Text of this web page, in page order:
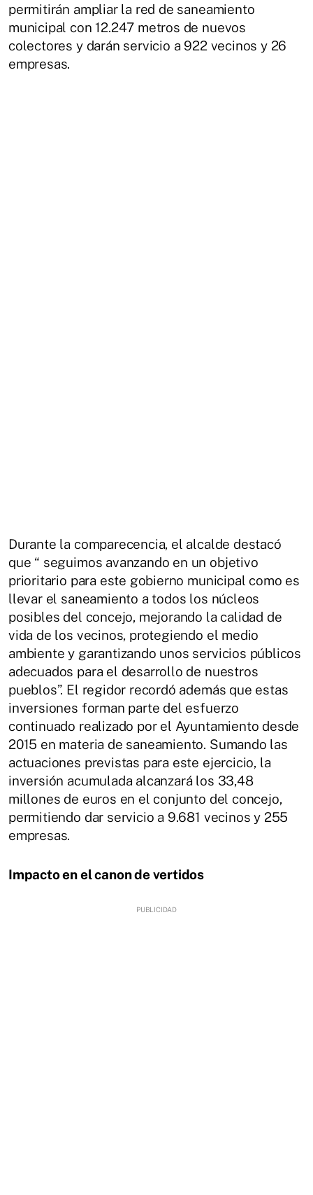
permitirán ampliar la red de saneamiento
municipal con 12.247 metros de nuevos
colectores y darán servicio a 922 vecinos y 26
empresas.
Durante la comparecencia, el alcalde destacó
que “ seguimos avanzando en un objetivo
prioritario para este gobierno municipal como es
llevar el saneamiento a todos los núcleos
posibles del concejo, mejorando la calidad de
vida de los vecinos, protegiendo el medio
ambiente y garantizando unos servicios públicos
adecuados para el desarrollo de nuestros
pueblos”. El regidor recordó además que estas
inversiones forman parte del esfuerzo
continuado realizado por el Ayuntamiento desde
2015 en materia de saneamiento. Sumando las
actuaciones previstas para este ejercicio, la
inversión acumulada alcanzará los 33,48
millones de euros en el conjunto del concejo,
permitiendo dar servicio a 9.681 vecinos y 255
empresas.
Impacto en el canon de vertidos